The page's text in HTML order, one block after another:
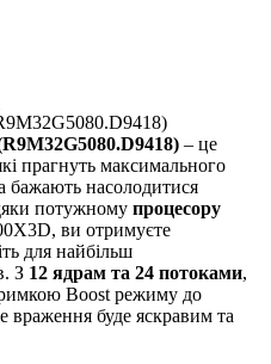
– це
прагнуть максимального
бажають насолодитися
потужному процесору
ви отримуєте
для найбільш
З 12 ядрам та 24 потоками,
Boost режиму до
буде яскравим та